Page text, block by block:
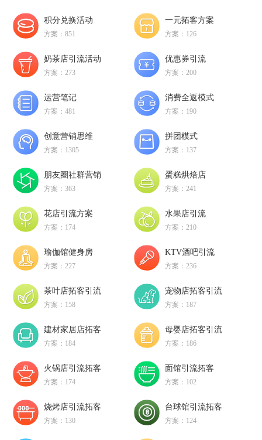
积分兑换活动
方案：851
一元拓客方案
方案：126
奶茶店引流活动
方案：273
优惠券引流
方案：200
运营笔记
方案：481
消费全返模式
方案：190
创意营销思维
方案：1305
拼团模式
方案：137
朋友圈社群营销
方案：363
蛋糕烘焙店
方案：241
花店引流方案
方案：174
水果店引流
方案：210
瑜伽馆健身房
方案：227
KTV酒吧引流
方案：236
茶叶店拓客引流
方案：158
宠物店拓客引流
方案：187
建材家居店拓客
方案：184
母婴店拓客引流
方案：186
火锅店引流拓客
方案：174
面馆引流拓客
方案：102
烧烤店引流拓客
方案：130
台球馆引流拓客
方案：124